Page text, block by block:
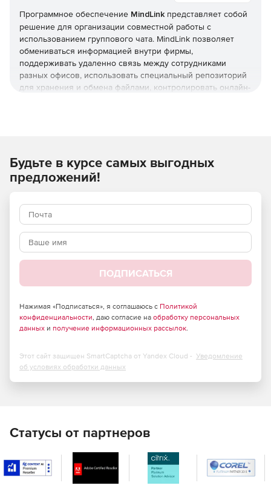
Программное обеспечение MindLink представляет собой
решение для организации совместной работы с
использованием группового чата. MindLink позволяет
обмениваться информацией внутри фирмы,
поддерживать удаленно связь между сотрудниками
разных офисов, использовать специальный репозиторий
для хранения и обмена файлами, контролировать онлайн-
MindLink Desktop
– web-приложение для работы на
настольных системах Windows, Mac и Linux.
Будьте в курсе самых выгодных
предложений!
ПОДПИСАТЬСЯ
Нажимая «Подписаться», я соглашаюсь с Политикой
конфиденциальности, даю согласие на обработку персональных
данных и получение информационных рассылок.
Этот сайт защищен SmartCaptcha от Yandex Cloud - Уведомление
об условиях обработки данных
Статусы от партнеров